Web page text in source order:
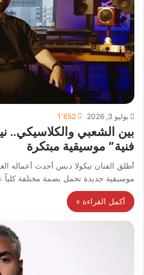
يوليو 3, 2026 1٬652
بين الشعبي والكلاسيكي..
فنية” موسيقية مبتكرة
أطلق الفنان نيكولا دبس أحدث أعماله
موسيقية جديدة تحمل بصمة مختلفة كلياً
أكمل القراءة »